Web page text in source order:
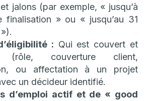
jalons (par exemple, « jusqu’à
finalisation » ou « jusqu’au 31
: Qui est couvert et
(rôle, couverture client,
ou affectation à un projet
un décideur identifié.
d’emploi actif et de « good